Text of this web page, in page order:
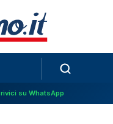
su WhatsApp